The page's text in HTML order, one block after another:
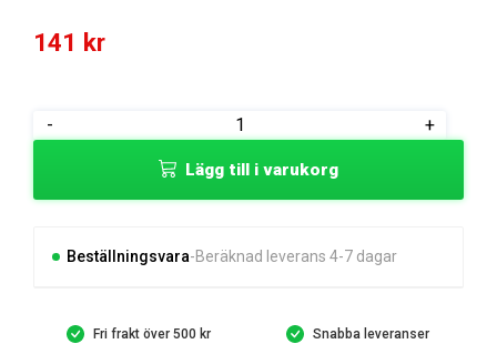
141 kr
-
BUSHING
+
Lägg till i varukorg
Beställningsvara Beräknad leverans 4-7 dagar
Fri frakt över 500 kr
Snabba leveranser